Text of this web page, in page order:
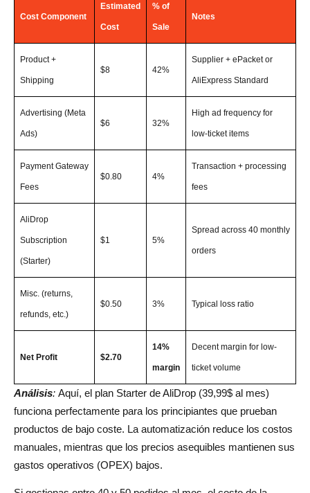
Cost Component
Estimated
Cost
% of
Sale
Notes
Product +
Shipping
$8 42%
Supplier + ePacket or
AliExpress Standard
Advertising (Meta
Ads)
$6 32%
High ad frequency for
low-ticket items
Payment Gateway
Fees
$0.80 4%
Transaction + processing
fees
AliDrop
Subscription
(Starter)
$1 5%
Spread across 40 monthly
orders
Misc. (returns,
refunds, etc.)
$0.50 3% Typical loss ratio
Net Profit $2.70
14%
margin
Decent margin for low-
ticket volume
Análisis: Aquí, el plan Starter de AliDrop (39,99$ al mes)
funciona perfectamente para los principiantes que prueban
productos de bajo coste. La automatización reduce los costos
manuales, mientras que los precios asequibles mantienen sus
gastos operativos (OPEX) bajos.